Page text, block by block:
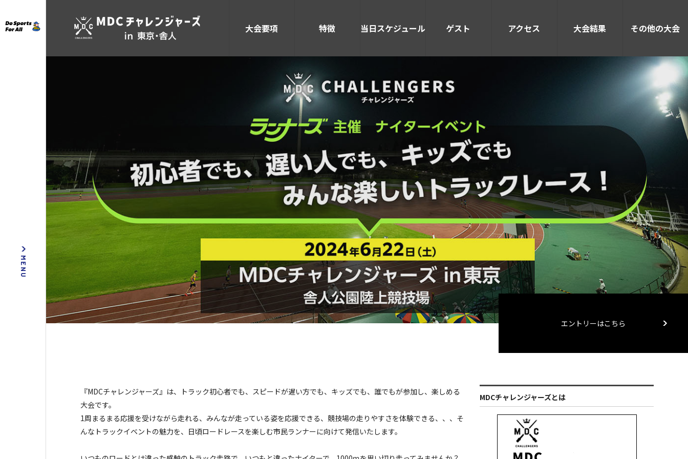
大会要項 特徴 当日スケジュール ゲスト アクセス 大会結果 その他の大会
『MDCチャレンジャーズ』は、トラック初心者でも、スピードが遅い方でも、キッズでも、誰でもが参加し、楽しめる
大会です。
1周まるまる応援を受けながら走れる、みんなが走っている姿を応援できる、競技場の走りやすさを体験できる、、、そ
んなトラックイベントの魅力を、日頃ロードレースを楽しむ市民ランナーに向けて発信いたします。
エントリーはこちら
MDCチャレンジャーズとは